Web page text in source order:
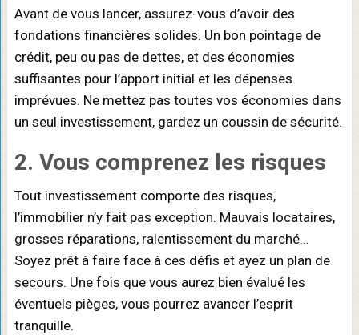
Avant de vous lancer, assurez-vous d’avoir des
fondations financières solides. Un bon pointage de
crédit, peu ou pas de dettes, et des économies
suffisantes pour l’apport initial et les dépenses
imprévues. Ne mettez pas toutes vos économies dans
un seul investissement, gardez un coussin de sécurité.
2. Vous comprenez les risques
Tout investissement comporte des risques,
l’immobilier n’y fait pas exception. Mauvais locataires,
grosses réparations, ralentissement du marché…
Soyez prêt à faire face à ces défis et ayez un plan de
secours. Une fois que vous aurez bien évalué les
éventuels pièges, vous pourrez avancer l’esprit
tranquille.